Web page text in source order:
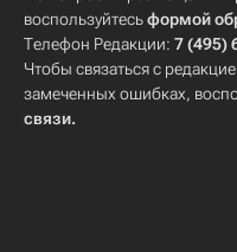
воспользуйтесьформой
Телефон Редакции: 7 (495)
Чтобы связаться с
замеченных ошибках,
связи.